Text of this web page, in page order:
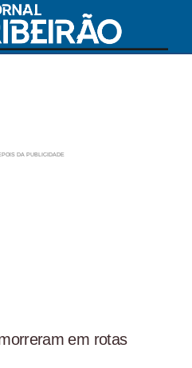
em rotas